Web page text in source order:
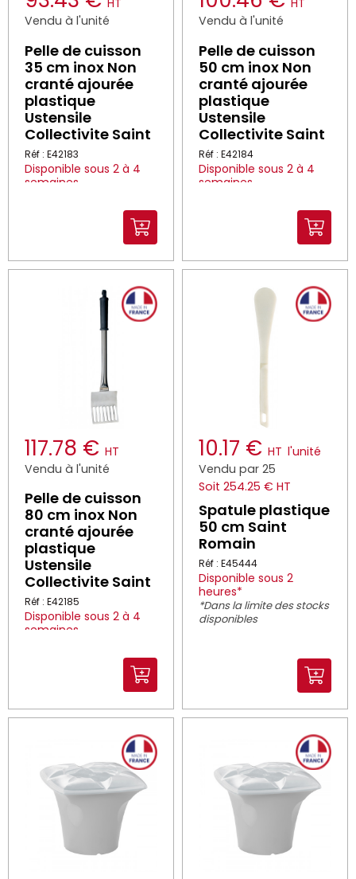
HT
Vendu à l'unité
Pelle de cuisson
35 cm inox Non
cranté ajourée
plastique
Ustensile
Collectivite Saint
Réf : E42183
Disponible sous 2 à 4
semaines
HT
Vendu à l'unité
Pelle de cuisson
50 cm inox Non
cranté ajourée
plastique
Ustensile
Collectivite Saint
Réf : E42184
Disponible sous 2 à 4
semaines
117.78 € HT
Vendu à l'unité
Pelle de cuisson
80 cm inox Non
cranté ajourée
plastique
Ustensile
Collectivite Saint
Réf : E42185
Disponible sous 2 à 4
semaines
10.17 € HT l'unité
Vendu par 25
Soit 254.25 € HT
Spatule plastique
50 cm Saint
Romain
Réf : E45444
Disponible sous 2
heures*
*Dans la limite des stocks
disponibles